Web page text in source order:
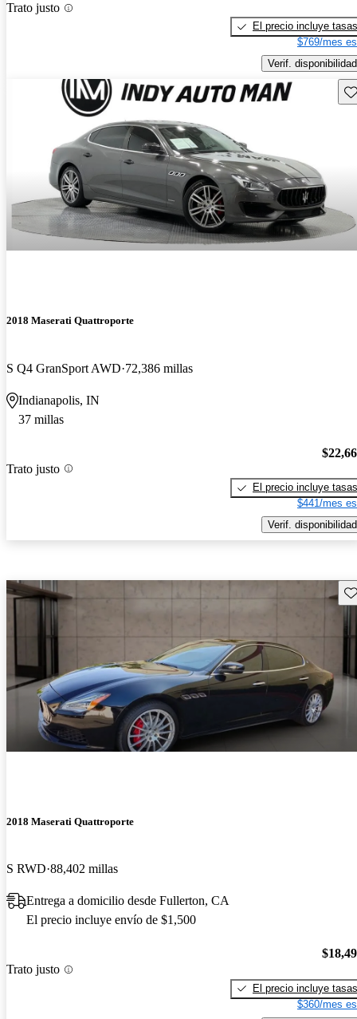
Trato justo
El precio incluye tasas
$769/mes
Verif. disponibilidad
2018 Maserati Quattroporte
S Q4 GranSport AWD 72,386 millas
Indianapolis, IN
37 millas
Trato justo
El precio incluye tasas
$441/mes
Verif. disponibilidad
2018 Maserati Quattroporte
S RWD 88,402 millas
Entrega a domicilio desde Fullerton, CA
El precio incluye envío de $1,500
Trato justo
El precio incluye tasas
$360/mes